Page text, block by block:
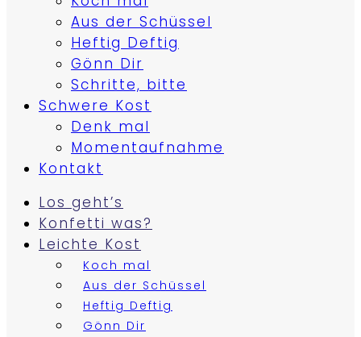
Aus der Schüssel
Heftig Deftig
Gönn Dir
Schritte, bitte
Schwere Kost
Denk mal
Momentaufnahme
Kontakt
Los geht’s
Konfetti was?
Leichte Kost
Koch mal
Aus der Schüssel
Heftig Deftig
Gönn Dir